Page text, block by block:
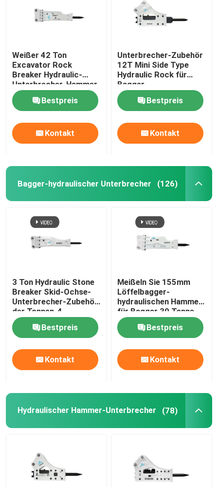
Produkte
VR Show
Über uns
Fabrik-Ausflug
Qualitätskontrolle
Treten Sie mit uns in Verbindung
Fordern Sie ein Zitat
Bagger-hydraulischer Unterbrecher
Hydraulischer Hammer-Unterbrecher
Weißer 42 Ton
Excavator Rock
Breaker Hydraulic-
Unterbrecher-Hammer
der Tonnen-52
Bestpreis
Kontakt
Unterbrecher-Zubehör
12T Mini Side Type
Hydraulic Rock für
Bagger
Bestpreis
Kontakt
Bagger-hydraulischer Unterbrecher (126)
3 Ton Hydraulic Stone
Breaker Skid-Ochse-
Unterbrecher-Zubehör
der Tonnen-4
Bestpreis
Kontakt
Meißeln Sie 155mm
Löffelbagger-
hydraulischen Hammer
für Bagger 30 Tonne
Bestpreis
Kontakt
Hydraulischer Hammer-Unterbrecher (78)